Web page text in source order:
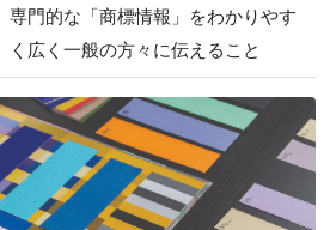
専門的な「商標情報」をわかりやす
く広く一般の方々に伝えること